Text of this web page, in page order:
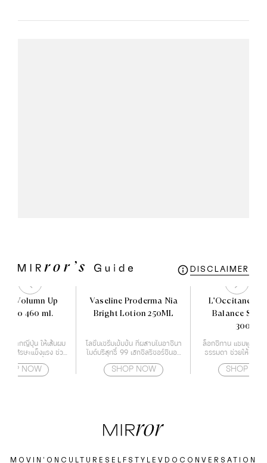
DISCLAIMER
3D Volumn Up
460 ml.
หม่จากญี่ปุ่น ให้เส้นผม
นังศีรษะแข็งแรง ช่วย
สาเหตุของปัญหาผม
NOW
Vaseline Proderma Nia
Bright Lotion 250ML
โลชั่นเซรั่มเข้มข้น ที่ผสานไนอาซินา
ไมด์บริสุทธิ์ 99 เฮกซิลรีซอร์ซินอล
SHOP NOW
L'Occitane
Balance
300ml
ล็อกซิทาน แชมพู สูตร
ธรรมดา ช่วยให้ผมนุ่
SHOP
MOVIN’ON CULTURE SELF STYLE VDO CONVERSATION